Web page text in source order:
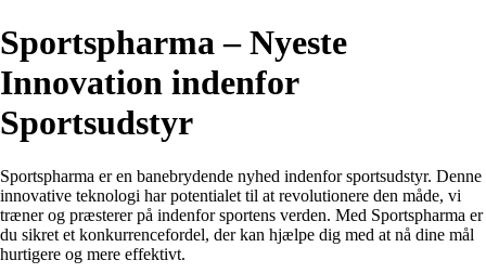
Sportspharma – Nyeste
Innovation indenfor
Sportsudstyr
Sportspharma er en banebrydende nyhed indenfor sportsudstyr. Denne
innovative teknologi har potentialet til at revolutionere den måde, vi
træner og præsterer på indenfor sportens verden. Med Sportspharma er
du sikret et konkurrencefordel, der kan hjælpe dig med at nå dine mål
hurtigere og mere effektivt.